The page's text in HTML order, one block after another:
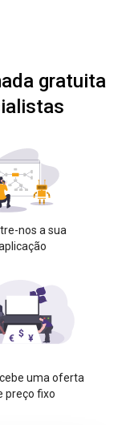
gratuita
nos a sua
uma oferta
preço fixo